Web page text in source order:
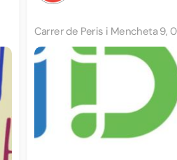
Carrer de Peris i Mencheta 9,